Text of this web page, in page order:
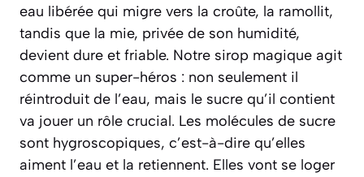
eau libérée qui migre vers la croûte, la ramollit,
tandis que la mie, privée de son humidité,
devient dure et friable. Notre sirop magique agit
comme un super-héros : non seulement il
réintroduit de l’eau, mais le sucre qu’il contient
va jouer un rôle crucial. Les molécules de sucre
sont hygroscopiques, c’est-à-dire qu’elles
aiment l’eau et la retiennent. Elles vont se loger